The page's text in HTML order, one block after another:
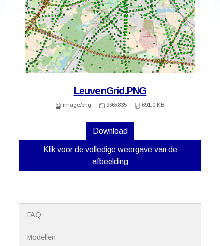
LeuvenGrid.PNG
image/png 966x835 691.0 KB
Download
Klik voor de volledige weergave van de
afbeelding
FAQ
Modellen